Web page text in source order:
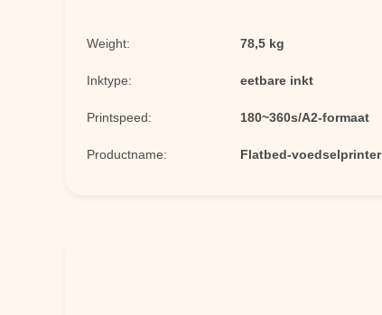
Weight: 78,5 kg
Inktype: eetbare inkt
Printspeed: 180~360s/A2-formaat
Productname: Flatbed-voedselprinter